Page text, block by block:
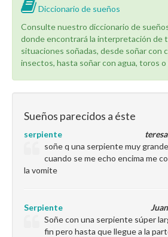
Diccionario de sueños
Consulte nuestro diccionario de
donde encontrará la interpretación de
situaciones soñadas, desde soñar con
insectos, hasta soñar con agua, toros
Sueños parecidos a éste
teresa
serpiente
soñe q una serpiente muy
cuando se me echo encima me
la vomite
Serpiente
Soñe con una serpiente súper
fin pero hasta que llegue a la